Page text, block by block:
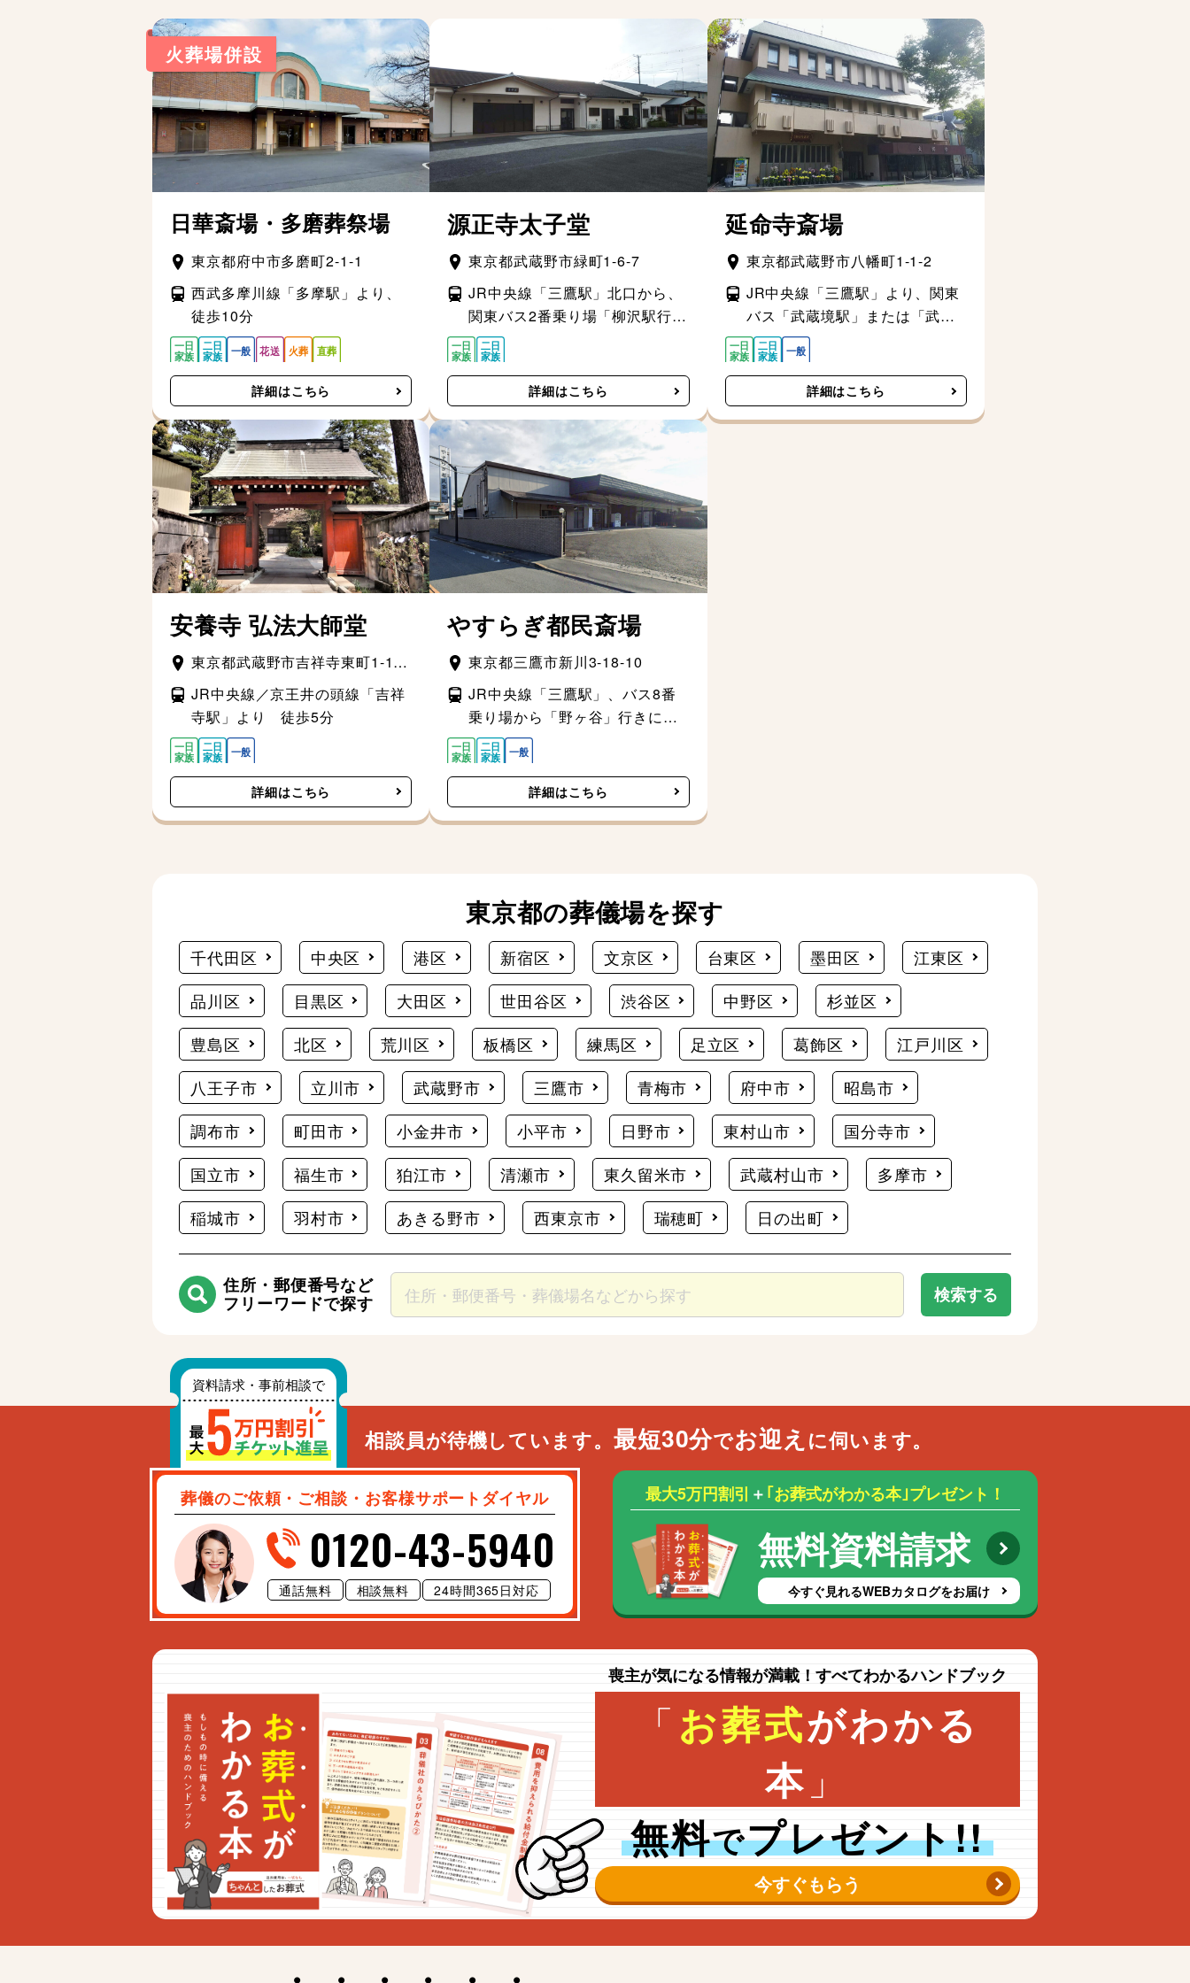
火葬場併設
日華斎場・多磨葬祭場
東京都府中市多磨町2-1-1
西武多摩川線「多摩駅」より、
徒歩10分
詳細はこちら
源正寺太子堂
東京都武蔵野市緑町1-6-7
JR中央線「三鷹駅」北口から、
関東バス2番乗り場「柳沢駅行き
／東伏見駅北口行き」乗車約7分
詳細はこちら
延命寺斎場
東京都武蔵野市八幡町1-1-2
JR中央線「三鷹駅」より、関東
バス「武蔵境駅」または「武蔵
小金井駅」行きに乗車、「五小
前」バス停下車
詳細はこちら
安養寺 弘法大師堂
東京都武蔵野市吉祥寺東町1-1-
21
JR中央線／京王井の頭線「吉祥
寺駅」より 徒歩5分
詳細はこちら
やすらぎ都民斎場
東京都三鷹市新川3-18-10
JR中央線「三鷹駅」、バス8番
乗り場から「野ヶ谷」行きに乗
車、「南新川」下車
詳細はこちら
東京都の葬儀場を探す
千代田区 中央区 港区 新宿区 文京区 台東区 墨田区
江東区
品川区
目黒区 大田区 世田谷区 渋谷区 中野区
杉並区
豊島区
北区 荒川区 板橋区 練馬区 足立区 葛飾区
江戸川区
八王子市
立川市 武蔵野市 三鷹市 青梅市 府中市
昭島市
調布市
町田市 小金井市 小平市 日野市 東村山市
国分寺市
国立市
福生市 狛江市 清瀬市 東久留米市 武蔵村山市
多摩市
稲城市
羽村市 あきる野市 西東京市 瑞穂町 日の出町
住所・郵便番号など
フリーワードで探す
検索する
相談員が待機しています。 最短30分でお迎え に伺います。
葬儀のご依頼・ご相談・お客様サポートダイヤル
0120-43-5940
通話無料 相談無料 24時間365日対応
最大5万円割引 ＋｢お葬式がわかる本｣プレゼント！
無料資料請求
今すぐ見れるWEBカタログをお届け
喪主が気になる情報が満載！すべてわかるハンドブック
「お葬式がわかる
本 」
無料でプレゼント!!
今すぐもらう